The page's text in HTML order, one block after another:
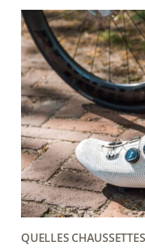
QUELLES